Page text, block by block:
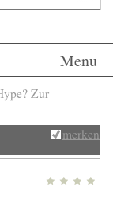
Menu
Zur
merken